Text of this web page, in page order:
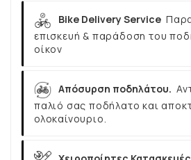
Bike Delivery Service
επισκευή & παράδοση του
οίκον
Απόσυρση ποδηλάτου.
παλιό σας ποδήλατο και
ολοκαίνουριο.